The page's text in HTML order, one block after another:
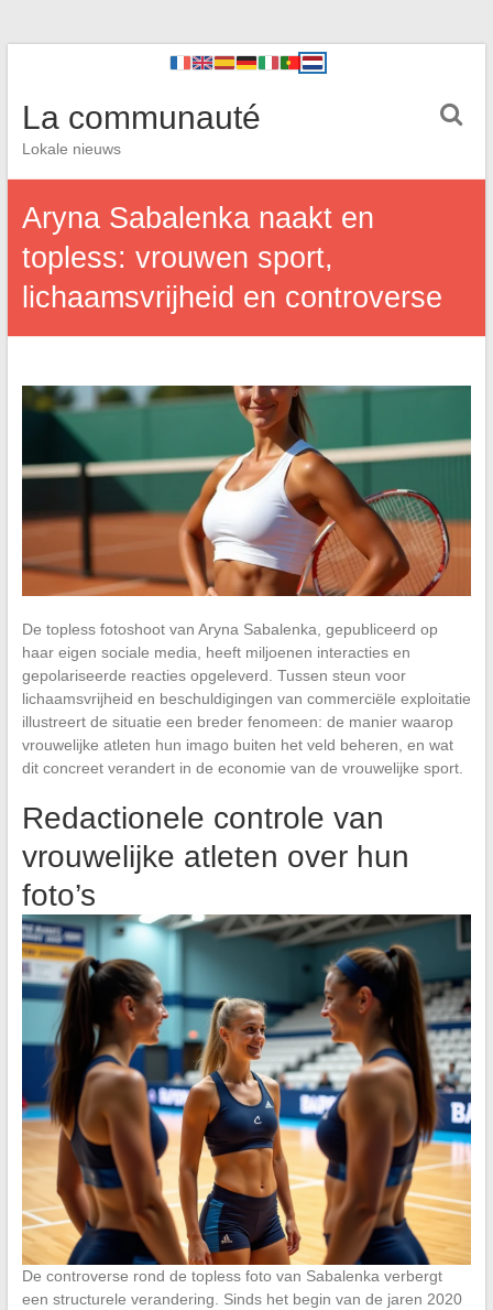
La communauté
Lokale nieuws
Aryna Sabalenka naakt en
topless: vrouwen sport,
lichaamsvrijheid en controverse
De topless fotoshoot van Aryna Sabalenka, gepubliceerd op
haar eigen sociale media, heeft miljoenen interacties en
gepolariseerde reacties opgeleverd. Tussen steun voor
lichaamsvrijheid en beschuldigingen van commerciële exploitatie
illustreert de situatie een breder fenomeen: de manier waarop
vrouwelijke atleten hun imago buiten het veld beheren, en wat
dit concreet verandert in de economie van de vrouwelijke sport.
Redactionele controle van
vrouwelijke atleten over hun
foto’s
De controverse rond de topless foto van Sabalenka verbergt
een structurele verandering. Sinds het begin van de jaren 2020